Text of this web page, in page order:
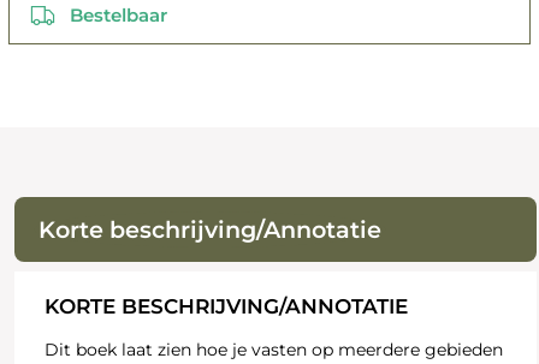
Bestelbaar
Korte beschrijving/Annotatie
KORTE BESCHRIJVING/ANNOTATIE
Dit boek laat zien hoe je vasten op meerdere gebieden